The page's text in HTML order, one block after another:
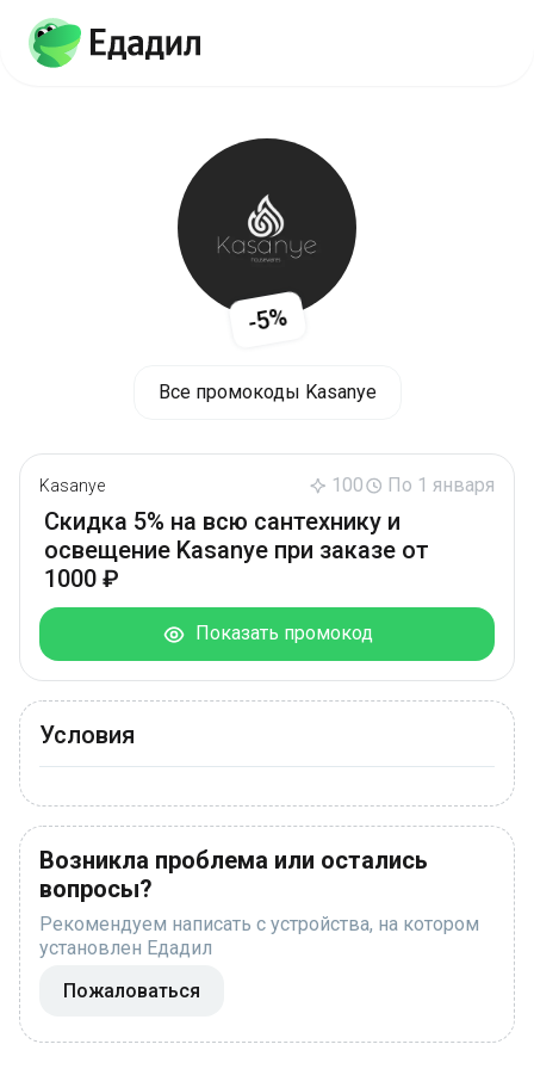
-5%
Все промокоды Kasanye
Kasanye 100 По 1 января
Скидка 5% на всю сантехнику и
освещение Kasanye при заказе от
1000 ₽
Показать промокод
Условия
Возникла проблема или остались
вопросы?
Рекомендуем написать с устройства, на котором
установлен Едадил
Пожаловаться